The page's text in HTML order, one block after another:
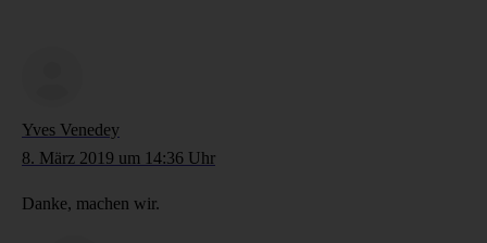
Yves Venedey
8. März 2019 um 14:36 Uhr
Danke, machen wir.